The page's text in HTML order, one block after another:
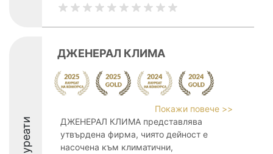
Лауреати
ДЖЕНЕРАЛ КЛИМА
Покажи повече >>
ДЖЕНЕРАЛ КЛИМА представлява
утвърдена фирма, чиято дейност е
насочена към климатични,